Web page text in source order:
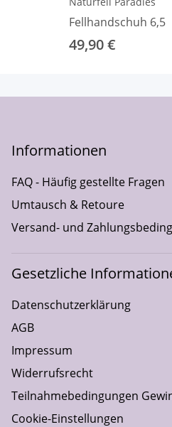
Fellhandschuh 6,5
49,90 €
Informationen
FAQ - Häufig gestellte Fragen
Umtausch & Retoure
Versand- und
Gesetzliche
Datenschutzerklärung
AGB
Impressum
Widerrufsrecht
Teilnahmebedingungen
Cookie-Einstellungen